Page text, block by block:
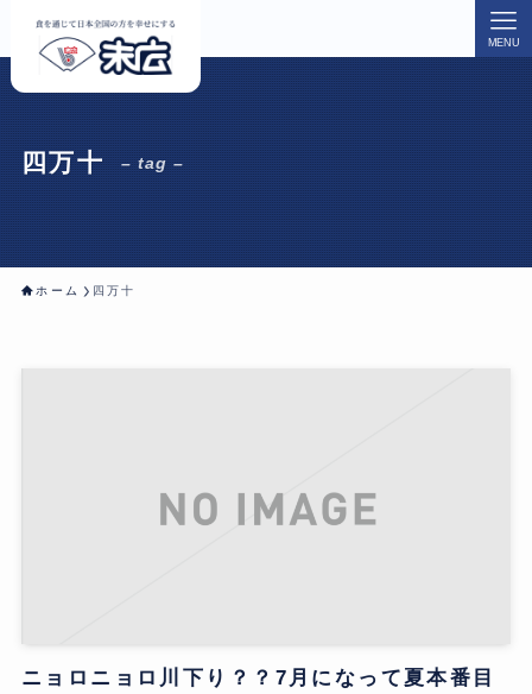
MENU
四万十 – tag –
ホーム 四万十
ニョロニョロ川下り？？7月になって夏本番目